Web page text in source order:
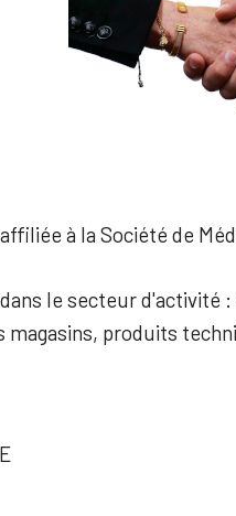
à la Société de
le secteur d'activité
magasins, produits